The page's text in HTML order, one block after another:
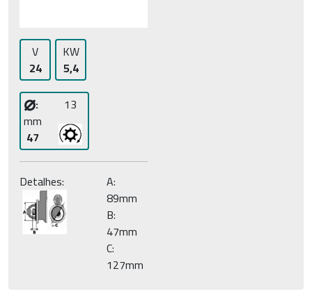
V
24
KW
5,4
⌀:
mm
47
13
Detalhes:
A:
89mm
B:
47mm
C:
127mm